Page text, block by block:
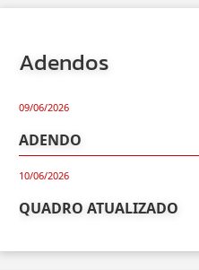
Adendos
09/06/2026
ADENDO
10/06/2026
QUADRO ATUALIZADO